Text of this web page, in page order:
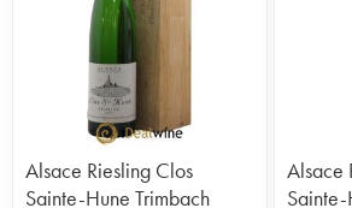
Alsace Riesling Clos
Sainte-Hune Trimbach
Alsace
Sainte-